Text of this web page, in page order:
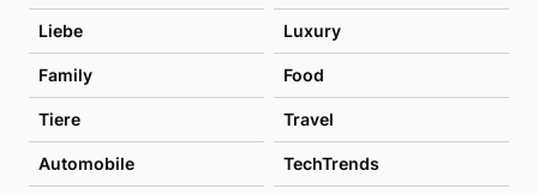
Liebe Luxury
Family Food
Tiere Travel
Automobile TechTrends